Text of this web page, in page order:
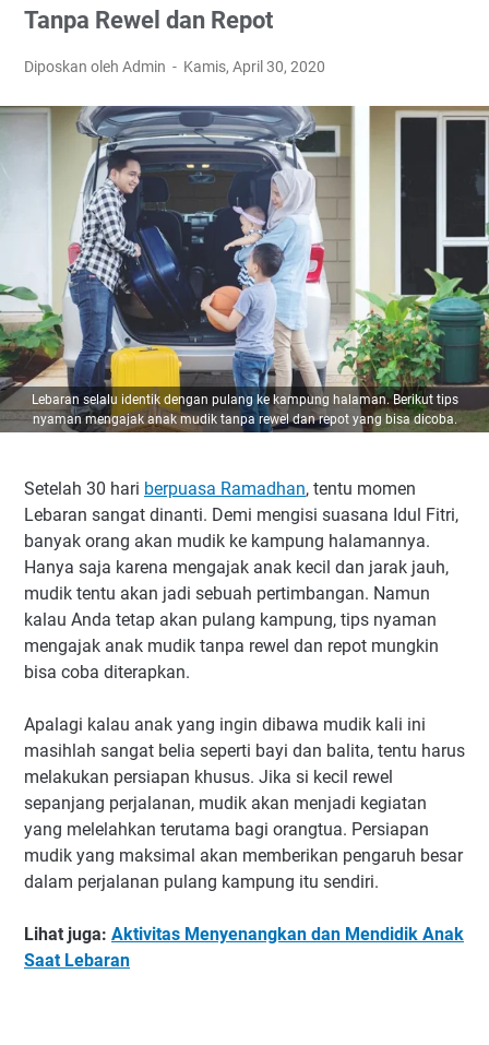
Tanpa Rewel dan Repot
Diposkan oleh Admin Kamis, April 30, 2020
Lebaran selalu identik dengan pulang ke kampung halaman. Berikut tips
nyaman mengajak anak mudik tanpa rewel dan repot yang bisa dicoba.
Setelah 30 hari berpuasa Ramadhan, tentu momen
Lebaran sangat dinanti. Demi mengisi suasana Idul Fitri,
banyak orang akan mudik ke kampung halamannya.
Hanya saja karena mengajak anak kecil dan jarak jauh,
mudik tentu akan jadi sebuah pertimbangan. Namun
kalau Anda tetap akan pulang kampung, tips nyaman
mengajak anak mudik tanpa rewel dan repot mungkin
bisa coba diterapkan.
Apalagi kalau anak yang ingin dibawa mudik kali ini
masihlah sangat belia seperti bayi dan balita, tentu harus
melakukan persiapan khusus. Jika si kecil rewel
sepanjang perjalanan, mudik akan menjadi kegiatan
yang melelahkan terutama bagi orangtua. Persiapan
mudik yang maksimal akan memberikan pengaruh besar
dalam perjalanan pulang kampung itu sendiri.
Lihat juga: Aktivitas Menyenangkan dan Mendidik Anak
Saat Lebaran